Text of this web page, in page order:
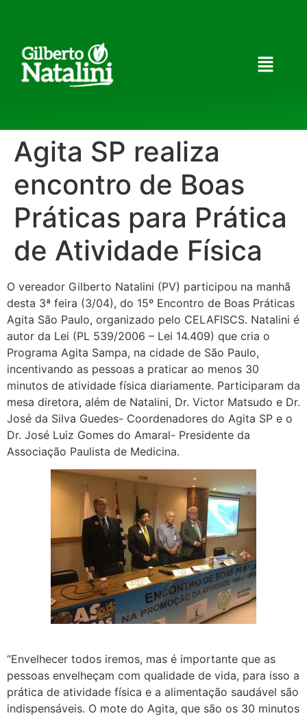
Agita SP realiza
encontro de Boas
Práticas para Prática
de Atividade Física
O vereador Gilberto Natalini (PV) participou na manhã
desta 3ª feira (3/04), do 15º Encontro de Boas Práticas
Agita São Paulo, organizado pelo CELAFISCS. Natalini é
autor da Lei (PL 539/2006 – Lei 14.409) que cria o
Programa Agita Sampa, na cidade de São Paulo,
incentivando as pessoas a praticar ao menos 30
minutos de atividade física diariamente. Participaram da
mesa diretora, além de Natalini, Dr. Victor Matsudo e Dr.
José da Silva Guedes- Coordenadores do Agita SP e o
Dr. José Luiz Gomes do Amaral- Presidente da
Associação Paulista de Medicina.
“Envelhecer todos iremos, mas é importante que as
pessoas envelheçam com qualidade de vida, para isso a
prática de atividade física e a alimentação saudável são
indispensáveis. O mote do Agita, que são os 30 minutos